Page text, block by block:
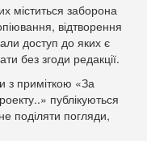
міститься заборона
відтворення
доступ до яких є
без згоди редакції.
з приміткою «За
публікуються
поділяти погляди,